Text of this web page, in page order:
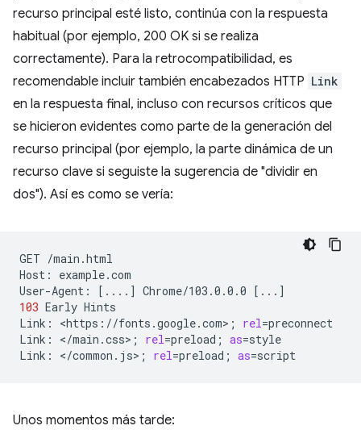
recurso principal esté listo, continúa con la respuesta
habitual (por ejemplo, 200 OK si se realiza
correctamente). Para la retrocompatibilidad, es
recomendable incluir también encabezados HTTP Link
en la respuesta final, incluso con recursos críticos que
se hicieron evidentes como parte de la generación del
recurso principal (por ejemplo, la parte dinámica de un
recurso clave si seguiste la sugerencia de "dividir en
dos"). Así es como se vería:
GET /main.html
Host:
example.com
User-Agent:
[ .... ] Chrome/103.0.0.0 [ ... ]
103 Early Hints
Link:
<https://fonts.google.com> ; rel=preconnect
Link:
</main.css> ; rel=preload ; as=style
Link:
</common.js> ; rel=preload ; as=
Unos momentos más tarde: